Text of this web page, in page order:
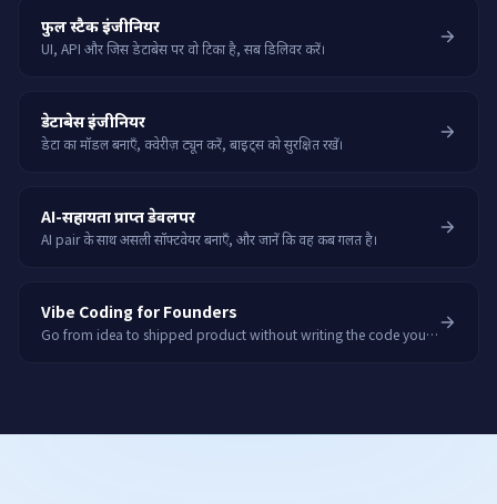
फुल स्टैक इंजीनियर
UI, API और जिस डेटाबेस पर वो टिका है, सब डिलिवर करें।
डेटाबेस इंजीनियर
डेटा का मॉडल बनाएँ, क्वेरीज़ ट्यून करें, बाइट्स को सुरक्षित रखें।
AI-सहायता प्राप्त डेवलपर
AI pair के साथ असली सॉफ्टवेयर बनाएँ, और जानें कि वह कब गलत है।
Vibe Coding for Founders
Go from idea to shipped product without writing the code yourself.